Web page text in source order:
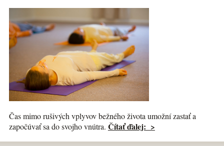
Čas mimo rušivých vplyvov bežného života umožní zastať a
započúvať sa do svojho vnútra. Čítať ďalej: >